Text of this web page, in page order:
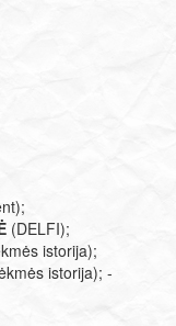
(DELFI);
istorija);
istorija); -